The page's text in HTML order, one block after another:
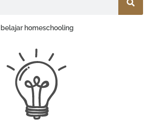
belajar homeschooling